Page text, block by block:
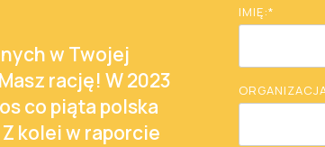
w Twojej
rację! W 2023
co piąta polska
kolei w raporcie
IMIĘ:*